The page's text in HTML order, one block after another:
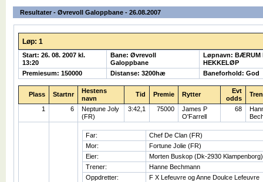
Resultater - Øvrevoll Galoppbane - 26.08.2007
Løp: 1
Start: 26. 08. 2007 kl.
13:20
Bane: Øvrevoll
Galoppbane
Løpnavn: BÆRUM
HEKKELØP
Premiesum: 150000
Distanse: 3200hæ Baneforhold: God
Plass Startnr
Hestens
navn
Tid Premie Rytter
Evt
odds
1 6
Neptune Joly
(FR)
3:42,1 75000
James P
O'Farrell
68
Far:
Chef De Clan (FR)
Mor:
Fortune Jolie (FR)
Eier:
Morten Buskop (Dk-2930 Klampenborg)
Trener:
Hanne Bechmann
Oppdretter:
F X Lefeuvre og Anne Doulce Lefeuvre